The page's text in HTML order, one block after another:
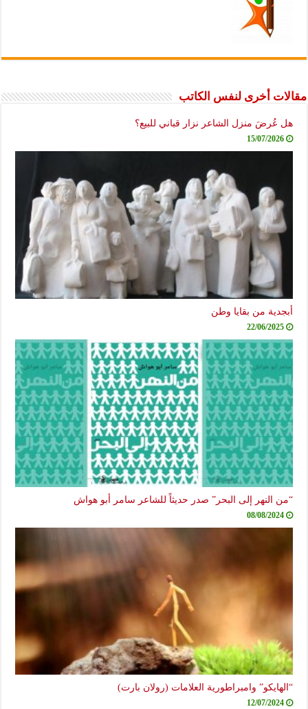
مقالات أخرى لنفس الكاتب
هل عُرضَ منزل الشاعر نزار قباني للبيع؟
15/07/2026
أبجدية من بقايا وطن
22/06/2025
“من النهر إلى البحر” صدر حديثاً للشاعر سامر أبو هواش
08/08/2024
“الهايكو” وامبراطورية العلامات (رولان بارت)
12/07/2024